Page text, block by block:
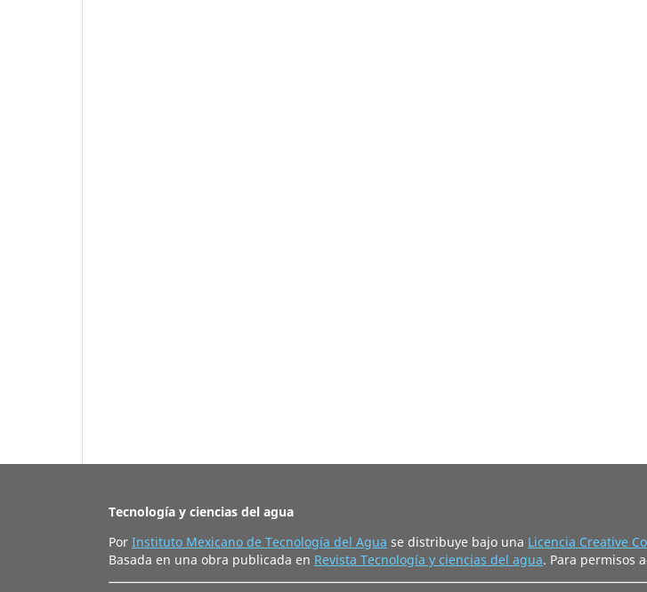
Tecnología y ciencias del agua
Por Instituto Mexicano de Tecnología del Agua se distribuye bajo una Licencia Creative
Basada en una obra publicada en Revista Tecnología y ciencias del agua. Para permisos